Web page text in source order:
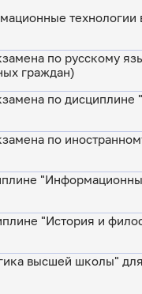
технологии
по русскому
граждан)
по дисциплине
по
"История и
высшей школы"